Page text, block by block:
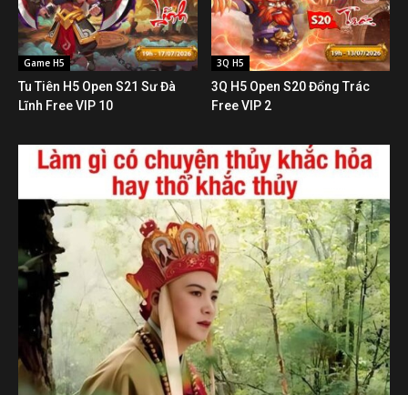
Game H5
Tu Tiên H5 Open S21 Sư Đà
Lĩnh Free VIP 10
3Q H5
3Q H5 Open S20 Đổng Trác
Free VIP 2